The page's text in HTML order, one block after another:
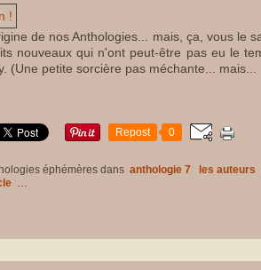
de nos Anthologies... mais, ça, vous le
nouveaux qui n'ont peut-être pas eu le
(Une petite sorcière pas méchante... mais...
Repost 0
éphémères dans anthologie 7 les auteurs
…